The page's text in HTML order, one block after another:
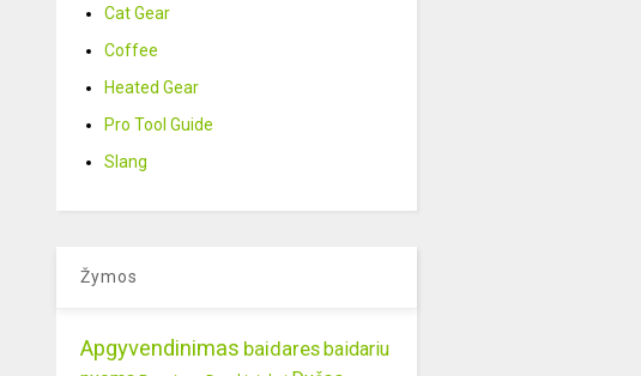
Cat Gear
Coffee
Heated Gear
Pro Tool Guide
Slang
Žymos
Apgyvendinimas baidaresbaidariu